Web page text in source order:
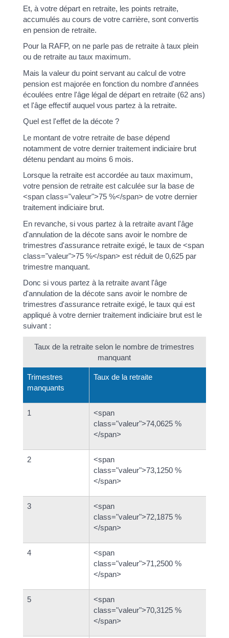
Et, à votre départ en retraite, les points retraite,
accumulés au cours de votre carrière, sont convertis
en pension de retraite.
Pour la RAFP, on ne parle pas de retraite à taux plein
ou de retraite au taux maximum.
Mais la valeur du point servant au calcul de votre
pension est majorée en fonction du nombre d'années
écoulées entre l'âge légal de départ en retraite (62 ans)
et l'âge effectif auquel vous partez à la retraite.
Quel est l'effet de la décote ?
Le montant de votre retraite de base dépend
notamment de votre dernier traitement indiciaire brut
détenu pendant au moins 6 mois.
Lorsque la retraite est accordée au taux maximum,
votre pension de retraite est calculée sur la base de
<span class="valeur">75 %</span> de votre dernier
traitement indiciaire brut.
En revanche, si vous partez à la retraite avant l'âge
d'annulation de la décote sans avoir le nombre de
trimestres d'assurance retraite exigé, le taux de <span
class="valeur">75 %</span> est réduit de 0,625 par
trimestre manquant.
Donc si vous partez à la retraite avant l'âge
d'annulation de la décote sans avoir le nombre de
trimestres d'assurance retraite exigé, le taux qui est
appliqué à votre dernier traitement indiciaire brut est le
suivant :
Taux de la retraite selon le nombre de trimestres
manquant
Trimestres
manquants
Taux de la retraite
1
<span
class="valeur">74,0625 %
</span>
2
<span
class="valeur">73,1250 %
</span>
3
<span
class="valeur">72,1875 %
</span>
4
<span
class="valeur">71,2500 %
</span>
5
<span
class="valeur">70,3125 %
</span>